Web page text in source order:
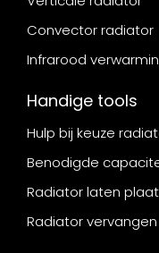
Convector radiator
Infrarood
Handige tools
Hulp bij keuze
Benodigde
Radiator laten
Radiator vervangen